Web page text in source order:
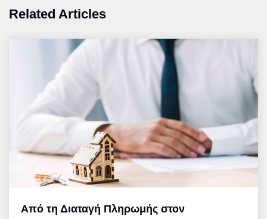
Related Articles
Από τη Διαταγή Πληρωμής στον